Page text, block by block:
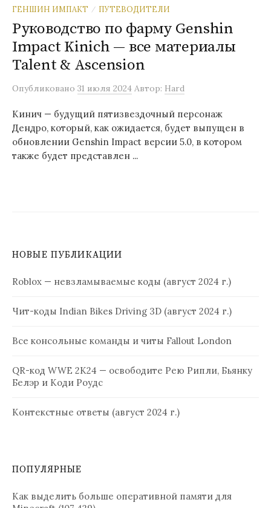
ГЕНШИН ИМПАКТ / ПУТЕВОДИТЕЛИ
Руководство по фарму Genshin
Impact Kinich — все материалы
Talent & Ascension
Опубликовано 31 июля 2024 Автор: Hard
Кинич — будущий пятизвездочный персонаж
Дендро, который, как ожидается, будет выпущен в
обновлении Genshin Impact версии 5.0, в котором
также будет представлен ...
НОВЫЕ ПУБЛИКАЦИИ
Roblox — невзламываемые коды (август 2024 г.)
Чит-коды Indian Bikes Driving 3D (август 2024 г.)
Все консольные команды и читы Fallout London
QR-код WWE 2K24 — освободите Рею Рипли, Бьянку
Белэр и Коди Роудс
Контекстные ответы (август 2024 г.)
ПОПУЛЯРНЫЕ
Как выделить больше оперативной памяти для